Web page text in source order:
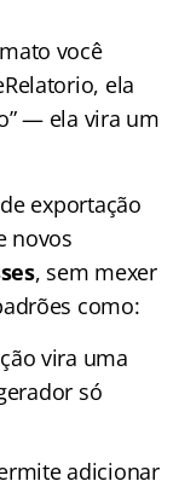
você
ela
— ela vira um
exportação
novos
, sem mexer
como:
vira uma
só
adicionar